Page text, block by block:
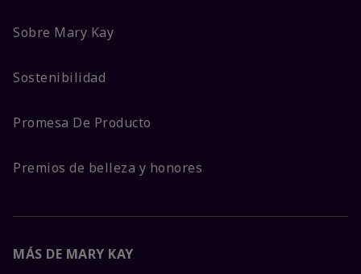
Sobre Mary Kay
Sostenibilidad
Promesa De Producto
Premios de belleza y honores
MÁS DE MARY KAY